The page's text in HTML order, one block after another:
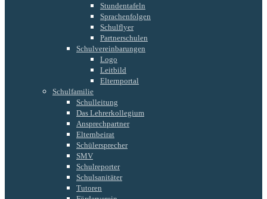
Stundentafeln
Sprachenfolgen
Schulflyer
Partnerschulen
Schulvereinbarungen
Logo
Leitbild
Elternportal
Schulfamilie
Schulleitung
Das Lehrerkollegium
Ansprechpartner
Elternbeirat
Schülersprecher
SMV
Schulreporter
Schulsanitäter
Tutoren